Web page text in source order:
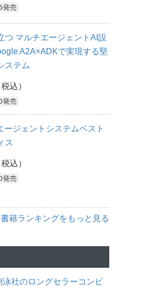
発売
つ マルチエージェントAI設
A2A×ADKで実現する堅
ステム
込）
発売
ージェントシステムベスト
ス
込）
発売
書籍ランキングをもっと見る
泳社のロングセラーコンピ